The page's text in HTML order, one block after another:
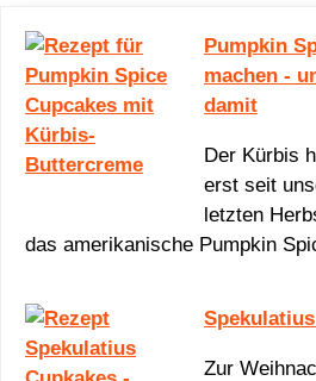
Pumpkin
machen -
damit
Der Kürbis
erst seit
letzten
das amerikanische Pumpkin
Zur